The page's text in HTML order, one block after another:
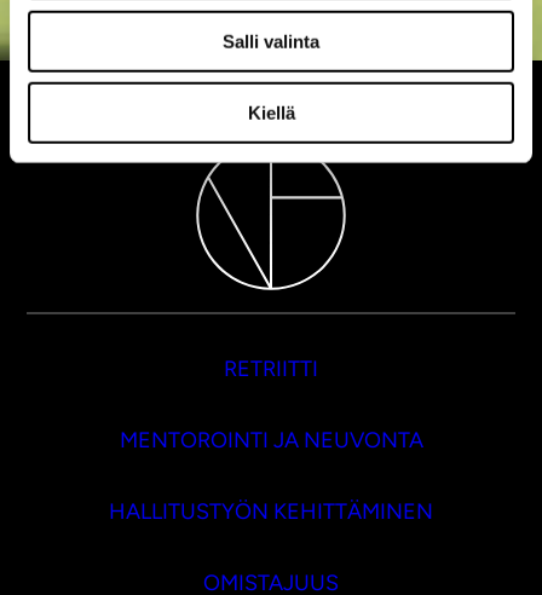
Salli valinta
Kiellä
RETRIITTI
MENTOROINTI JA NEUVONTA
HALLITUSTYÖN KEHITTÄMINEN
OMISTAJUUS